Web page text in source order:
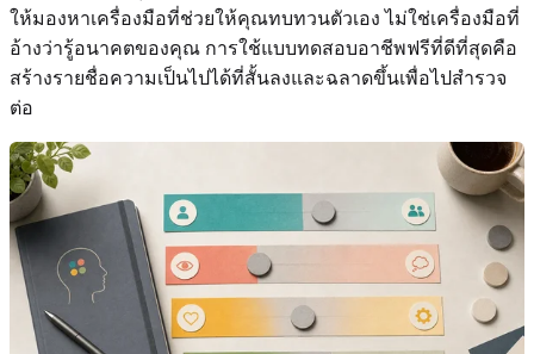
ให้มองหาเครื่องมือที่ช่วยให้คุณทบทวนตัวเอง ไม่ใช่เครื่องมือที่
อ้างว่ารู้อนาคตของคุณ การใช้แบบทดสอบอาชีพฟรีที่ดีที่สุดคือ
สร้างรายชื่อความเป็นไปได้ที่สั้นลงและฉลาดขึ้นเพื่อไปสำรวจ
ต่อ